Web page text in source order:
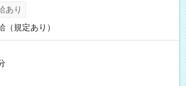
あり
（規定あり）